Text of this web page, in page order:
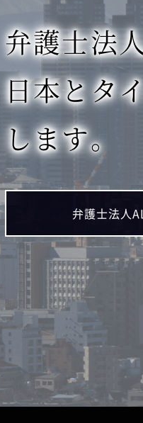
弁護士法
日本とタ
します。
弁護士法人